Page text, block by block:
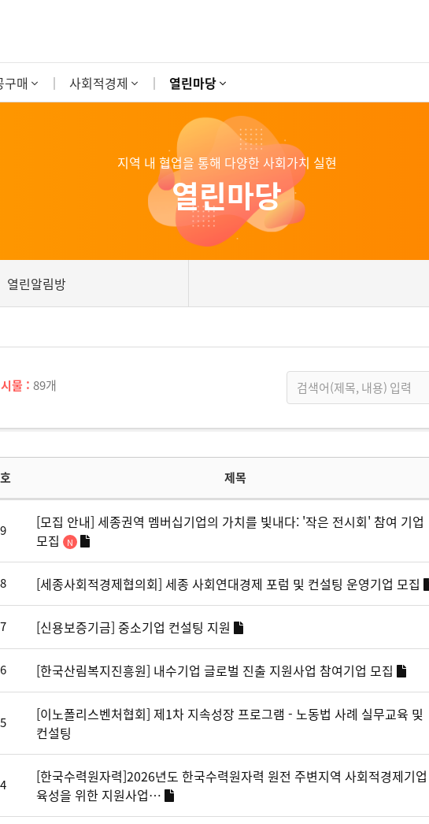
구매 사회적경제 열린마당
지역 내 협업을 통해 다양한 사회가치 실현
열린마당
열린알림방
물 : 89개
제목
[모집 안내] 세종권역 멤버십기업의 가치를 빛내다: '작은 전시회' 참여 기업
모집
[세종사회적경제협의회] 세종 사회연대경제 포럼 및 컨설팅 운영기업 모집
[신용보증기금] 중소기업 컨설팅 지원
[한국산림복지진흥원] 내수기업 글로벌 진출 지원사업 참여기업 모집
[이노폴리스벤처협회] 제1차 지속성장 프로그램 - 노동법 사례 실무교육 및
컨설팅
[한국수력원자력]2026년도 한국수력원자력 원전 주변지역 사회적경제기업
육성을 위한 지원사업…